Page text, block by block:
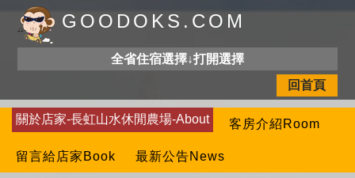
GOODOKS.COM
全省住宿選擇↓打開選擇
回首頁
關於店家-長虹山水休閒農場-About 客房介紹Room
留言給店家Book 最新公告News